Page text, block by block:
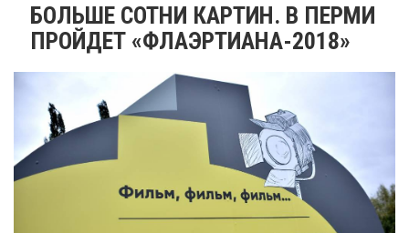
​БОЛЬШЕ СОТНИ КАРТИН. В ПЕРМИ
ПРОЙДЕТ «ФЛАЭРТИАНА-2018»